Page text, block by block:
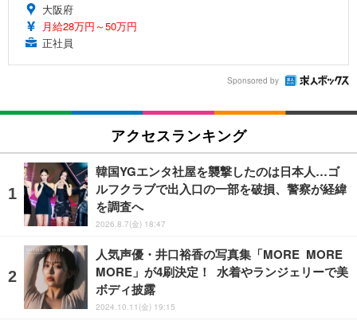
大阪府
月給28万円～50万円
正社員
Sponsored by
アクセスランキング
韓国YGエンタ社屋を襲撃したのは日本人…ゴ
ルフクラブで出入口の一部を破損、警察が経緯
を調査へ
2026.8.7(金) 18:47
人気声優・井口裕香の写真集「MORE MORE
MORE」が4刷決定！ 水着やランジェリーで美
ボディ披露
2024.10.11(金) 19:15